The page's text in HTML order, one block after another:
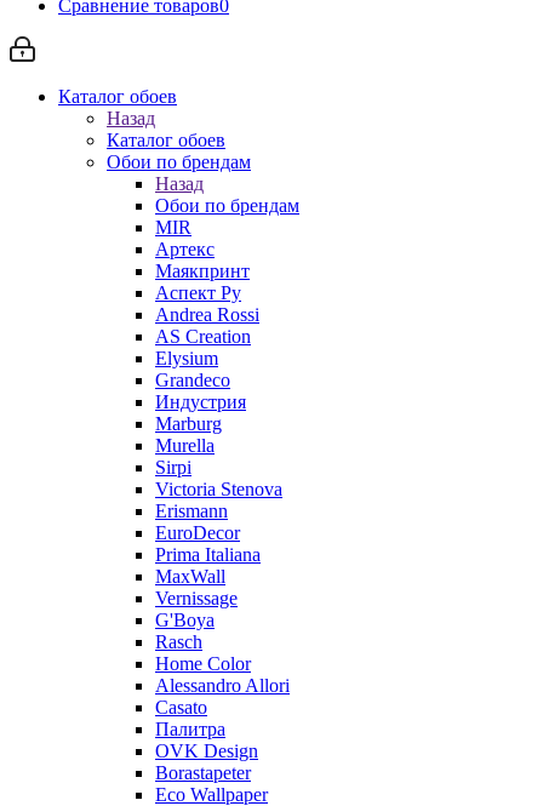
Сравнение товаров0
Каталог обоев
Назад
Каталог обоев
Обои по брендам
Назад
Обои по брендам
MIR
Артекс
Маякпринт
Аспект Ру
Andrea Rossi
AS Creation
Elysium
Grandeco
Индустрия
Marburg
Murella
Sirpi
Victoria Stenova
Erismann
EuroDecor
Prima Italiana
MaxWall
Vernissage
G'Boya
Rasch
Home Color
Alessandro Allori
Casato
Палитра
OVK Design
Borastapeter
Eco Wallpaper